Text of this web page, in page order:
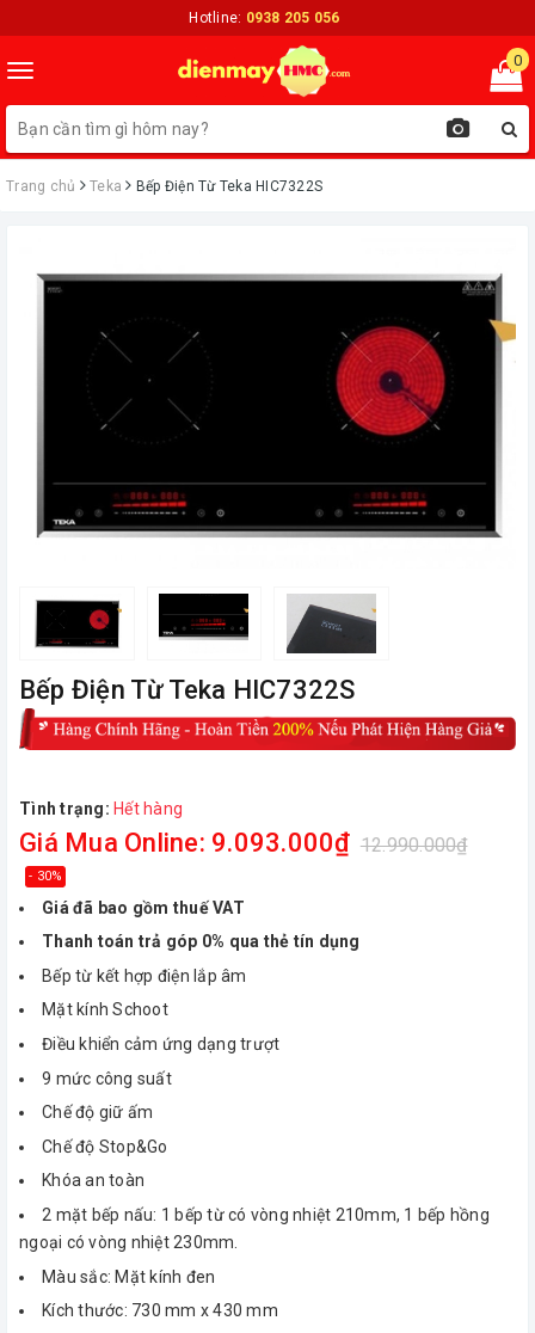
Hotline: 0938 205 056
Toggle
navigation
0
Trang chủ Teka Bếp Điện Từ Teka HIC7322S
Bếp Điện Từ Teka HIC7322S
Tình trạng: Hết hàng
Giá Mua Online: 9.093.000₫ 12.990.000₫
- 30%
Giá đã bao gồm thuế VAT
Thanh toán trả góp 0% qua thẻ tín dụng
Bếp từ kết hợp điện lắp âm
Mặt kính Schoot
Điều khiển cảm ứng dạng trượt
9 mức công suất
Chế độ giữ ấm
Chế độ Stop&Go
Khóa an toàn
2 mặt bếp nấu: 1 bếp từ có vòng nhiệt 210mm, 1 bếp hồng
ngoại có vòng nhiệt 230mm.
Màu sắc: Mặt kính đen
Kích thước: 730 mm x 430 mm